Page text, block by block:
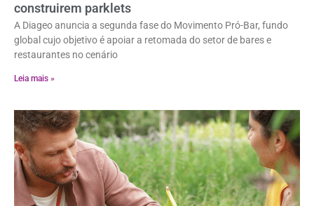
construirem parklets
A Diageo anuncia a segunda fase do Movimento Pró-Bar, fundo
global cujo objetivo é apoiar a retomada do setor de bares e
restaurantes no cenário
Leia mais »